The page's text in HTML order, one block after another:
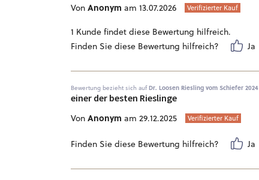
Von Anonym am 13.07.2026 Verifizierter Kauf
1 Kunde findet diese Bewertung hilfreich.
Finden Sie diese Bewertung hilfreich?
Ja
Bewertung bezieht sich aufDr. Loosen Riesling vom Schiefer 2024
einer der besten Rieslinge
Von Anonym am 29.12.2025 Verifizierter Kauf
Finden Sie diese Bewertung hilfreich? Ja